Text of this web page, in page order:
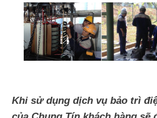
Khi sử dụng dịch vụ bảo trì